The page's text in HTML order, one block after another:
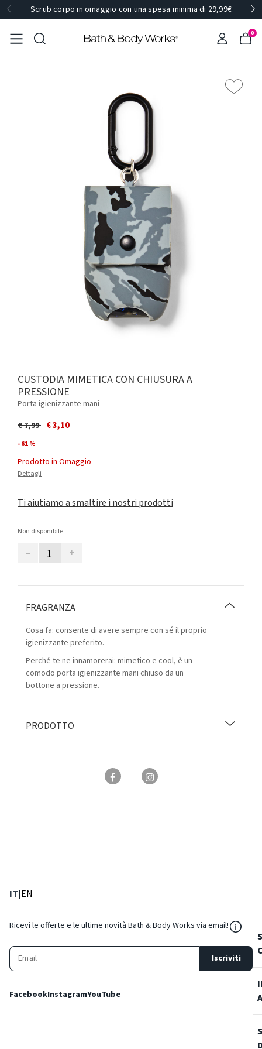
Scrub corpo in omaggio con una spesa minima di 29,99€
0
CUSTODIA MIMETICA CON CHIUSURA A
PRESSIONE
Porta igienizzante mani
Price reduced from
€ 7,99to€ 3,10
- 61 %
Prodotto in Omaggio
Dettagli
Ti aiutiamo a smaltire i nostri prodotti
Non disponibile
– +
FRAGRANZA
Cosa fa: consente di avere sempre con sé il proprio
igienizzante preferito.
Perché te ne innamorerai: mimetico e cool, è un
comodo porta igienizzante mani chiuso da un
bottone a pressione.
PRODOTTO
IT: Lingua corrente
|EN
Ricevi le offerte e le ultime novità Bath & Body Works via email!
Iscriviti
FacebookInstagramYouTube